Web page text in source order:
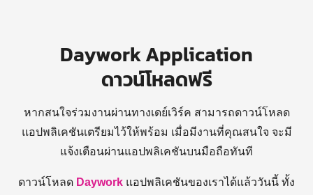
Daywork Application
ดาวน์โหลดฟรี
หากสนใจร่วมงานผ่านทางเดย์เวิร์ค สามารถดาวน์โหลด
แอปพลิเคชันเตรียมไว้ให้พร้อม เมื่อมีงานที่คุณสนใจ จะมี
แจ้งเตือนผ่านแอปพลิเคชันบนมือถือทันที
ดาวน์โหลด Daywork แอปพลิเคชันของเราได้แล้ววันนี้ ทั้ง